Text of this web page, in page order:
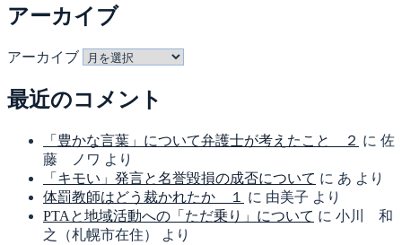
アーカイブ
アーカイブ
最近のコメント
「豊かな言葉」について弁護士が考えたこと ２ に 佐
藤 ノワ より
「キモい」発言と名誉毀損の成否について に あ より
体罰教師はどう裁かれたか １
に 由美子 より
PTAと地域活動への「ただ乗り」について に 小川 和
之（札幌市在住）
より